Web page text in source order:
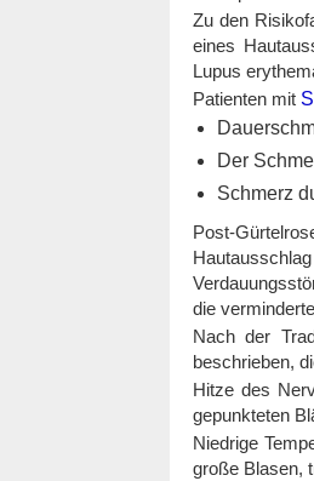
Zu den
eines
Lupus
Patienten mit
Der
Schmerz
Post-
die
Nach der
beschrieben,
Hitze des
gepunkteten
Niedrige
große Blasen,